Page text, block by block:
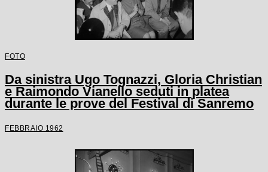
FOTO
Da sinistra Ugo Tognazzi, Gloria Christian
e Raimondo Vianello seduti in platea
durante le prove del Festival di Sanremo
FEBBRAIO 1962